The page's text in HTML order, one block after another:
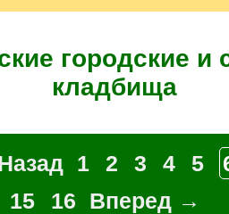
городские и
кладбища
1 2 3 4 5
15 16 Вперед →